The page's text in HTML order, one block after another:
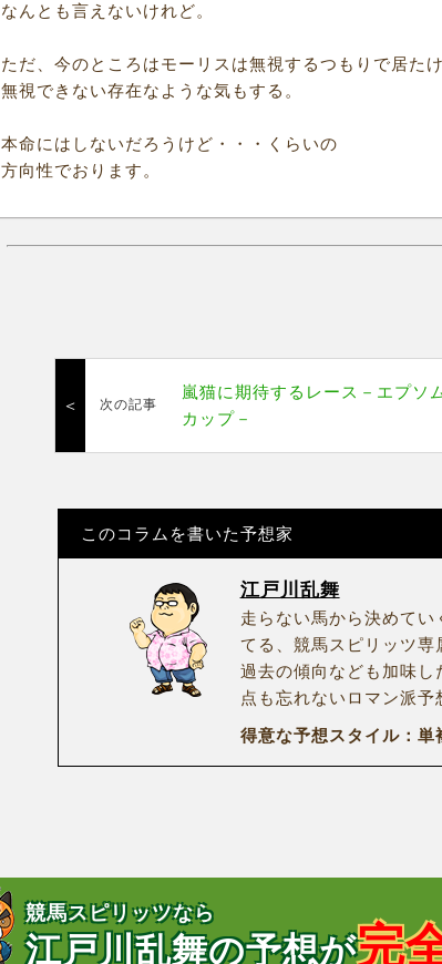
なんとも言えないけれど。
ただ、今のところはモーリスは無視するつもりで居たけ
無視できない存在なような気もする。
本命にはしないだろうけど・・・くらいの
方向性でおります。
＜ 次の記事
嵐猫に期待するレース－エプソ
カップ－
このコラムを書いた予想家
江戸川乱舞
走らない馬から決めてい
てる、競馬スピリッツ専
過去の傾向なども加味
点も忘れないロマン派予
得意な予想スタイル：
競馬スピリッツなら
江戸川乱舞の予想が完